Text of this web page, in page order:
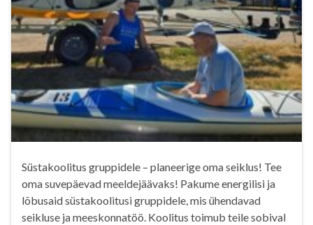
Süstakoolitus gruppidele – planeerige oma seiklus! Tee
oma suvepäevad meeldejäävaks! Pakume energilisi ja
lõbusaid süstakoolitusi gruppidele, mis ühendavad
seikluse ja meeskonnatöö. Koolitus toimub teile sobival